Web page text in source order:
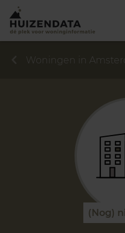
Woningen in
(Nog)